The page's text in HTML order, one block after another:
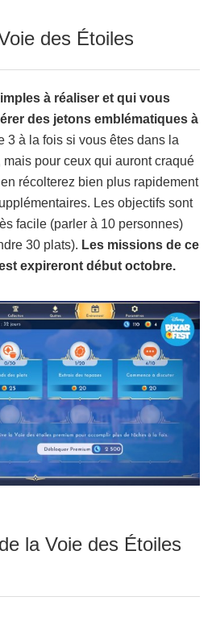
des Étoiles
à réaliser et qui vous
des jetons emblématiques à
3 à la fois si vous êtes dans la
pour ceux qui auront craqué
récolterez bien plus rapidement
Les objectifs sont
facile (parler à 10 personnes)
30 plats). Les missions de ce
expireront début octobre.
la Voie des Étoiles